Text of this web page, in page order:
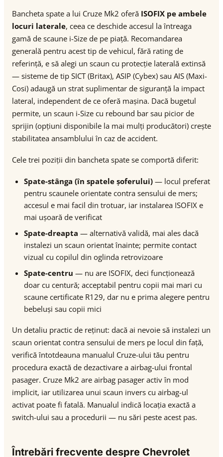
Bancheta spate a lui Cruze Mk2 oferă ISOFIX pe ambele
locuri laterale, ceea ce deschide accesul la întreaga
gamă de scaune i-Size de pe piață. Recomandarea
generală pentru acest tip de vehicul, fără rating de
referință, e să alegi un scaun cu protecție laterală extinsă
— sisteme de tip SICT (Britax), ASIP (Cybex) sau AIS (Maxi-
Cosi) adaugă un strat suplimentar de siguranță la impact
lateral, independent de ce oferă mașina. Dacă bugetul
permite, un scaun i-Size cu rebound bar sau picior de
sprijin (opțiuni disponibile la mai mulți producători) crește
stabilitatea ansamblului în caz de accident.
Cele trei poziții din bancheta spate se comportă diferit:
Spate-stânga (în spatele șoferului) — locul preferat
pentru scaunele orientate contra sensului de mers;
accesul e mai facil din trotuar, iar instalarea ISOFIX e
mai ușoară de verificat
Spate-dreapta — alternativă validă, mai ales dacă
instalezi un scaun orientat înainte; permite contact
vizual cu copilul din oglinda retrovizoare
Spate-centru — nu are ISOFIX, deci funcționează
doar cu centură; acceptabil pentru copii mai mari cu
scaune certificate R129, dar nu e prima alegere pentru
bebeluși sau copii mici
Un detaliu practic de reținut: dacă ai nevoie să instalezi un
scaun orientat contra sensului de mers pe locul din față,
verifică întotdeauna manualul Cruze-ului tău pentru
procedura exactă de dezactivare a airbag-ului frontal
pasager. Cruze Mk2 are airbag pasager activ în mod
implicit, iar utilizarea unui scaun invers cu airbag-ul
activat poate fi fatală. Manualul indică locația exactă a
switch-ului sau a procedurii — nu sări peste acest pas.
Întrebări frecvente despre Chevrolet